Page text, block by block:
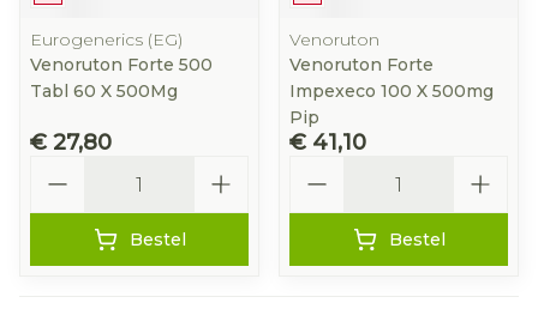
Eurogenerics (EG)
Venoruton Forte 500
Tabl 60 X 500Mg
€ 27,80
Bestel
Venoruton
Venoruton Forte
Impexeco 100 X 500mg
Pip
€ 41,10
Bestel